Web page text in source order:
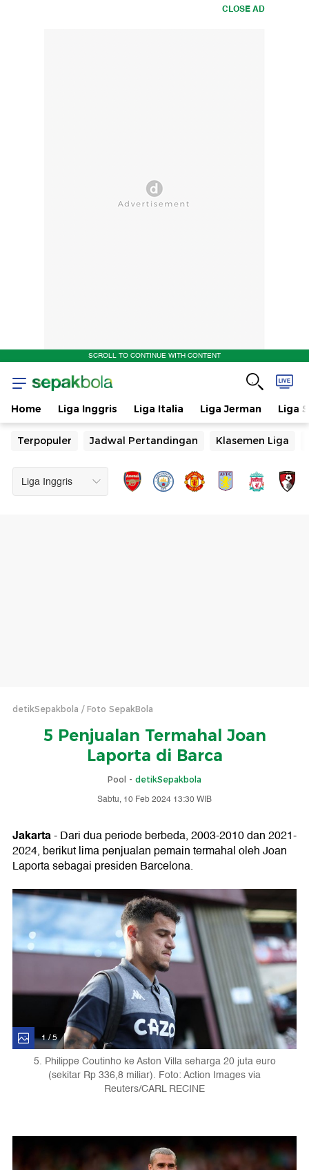
CLOSE AD
SCROLL TO CONTINUE WITH CONTENT
Home Liga Inggris Liga Italia Liga Jerman Liga
Terpopuler Jadwal Pertandingan Klasemen Liga
detikSepakbola Foto SepakBola
5 Penjualan Termahal Joan
Laporta di Barca
Pool - detikSepakbola
Sabtu, 10 Feb 2024 13:30 WIB
Jakarta- Dari dua periode berbeda, 2003-2010 dan 2021-
2024, berikut lima penjualan pemain termahal oleh Joan
Laporta sebagai presiden Barcelona.
1 / 5
5. Philippe Coutinho ke Aston Villa seharga 20 juta euro
(sekitar Rp 336,8 miliar). Foto: Action Images via
Reuters/CARL RECINE